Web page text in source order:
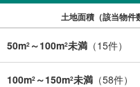
土地面積（該当物件
50m2 ～100m2未満 （15件）
100m2 ～150m2未満 （58件）